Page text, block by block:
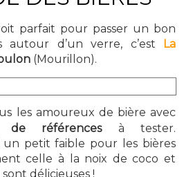
parfait pour passer un bon
autour d’un verre, c’est
La
(Mourillon).
les amoureux de bière avec
de référencesà tester.
un petit faible pour les bières
celle à la noix de coco et
délicieuses !